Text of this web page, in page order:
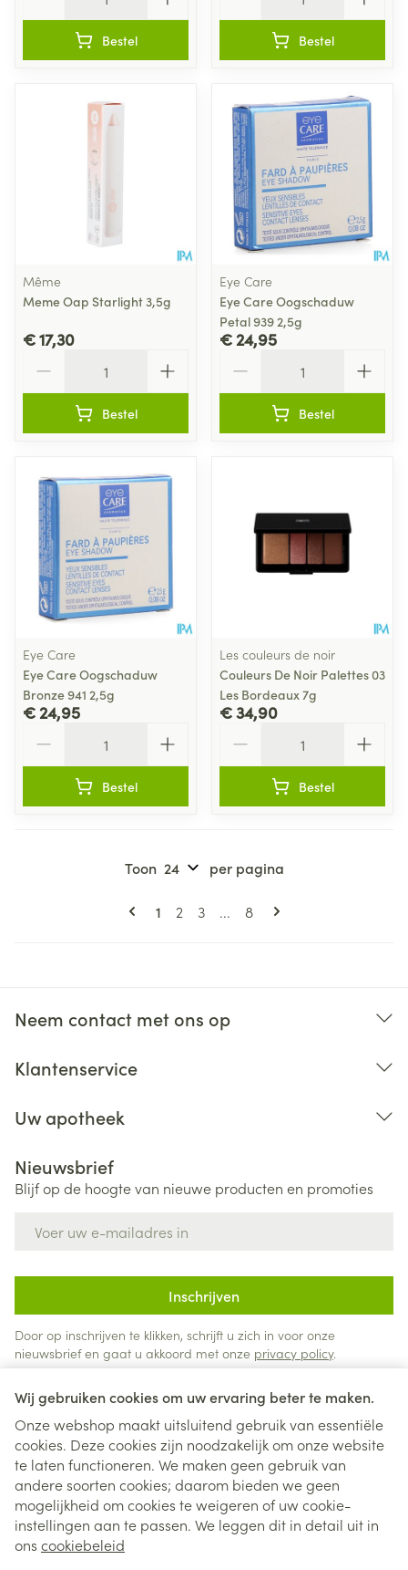
Wij gebruiken cookies om uw ervaring beter te maken.
Onze webshop maakt uitsluitend gebruik van essentiële
cookies. Deze cookies zijn noodzakelijk om onze website
te laten functioneren. We maken geen gebruik van
andere soorten cookies; daarom bieden we geen
mogelijkheid om cookies te weigeren of uw cookie-
instellingen aan te passen. We leggen dit in detail uit in
ons cookiebeleid
Bestel Bestel
Même
Meme Oap Starlight 3,5g
€ 17,30
Bestel
Eye Care
Eye Care Oogschaduw
Petal 939 2,5g
€ 24,95
Bestel
Eye Care
Eye Care Oogschaduw
Bronze 941 2,5g
€ 24,95
Bestel
Les couleurs de noir
Couleurs De Noir Palettes 03
Les Bordeaux 7g
€ 34,90
Bestel
Pagina's
U lees momenteel pagina
1 Pagina
2 Pagina
3 ... Pagina
8
Toon per pagina
Neem contact met ons op
Klantenservice
Uw apotheek
Nieuwsbrief
Blijf op de hoogte van nieuwe producten en promoties
Inschrijven
Door op inschrijven te klikken, schrijft u zich in voor onze
nieuwsbrief en gaat u akkoord met onze privacy policy.
Juridische links